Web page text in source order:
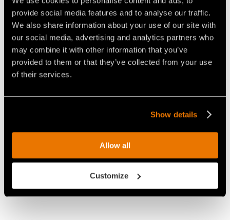
provide social media features and to analyse our traffic.
We also share information about your use of our site with
our social media, advertising and analytics partners who
may combine it with other information that you’ve
provided to them or that they’ve collected from your use
of their services.
Show details
Allow all
Customize
courtes
dessus du
branchages